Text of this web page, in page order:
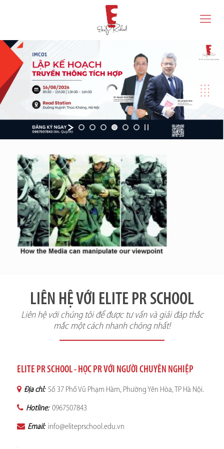
LIÊN HỆ VỚI ELITE PR SCHOOL
Liên hệ với chúng tôi để được tư vấn và giải đáp thắc
mắc một cách nhanh chóng nhất!
ELITE PR SCHOOL - HỌC PR VỚI NGƯỜI CHUYÊN NGHIỆP
Địa chỉ: Số 37 Phố Vũ Phạm Hàm, Phường Yên Hòa, TP Hà Nội.
Hotline: 0967507843
Email: info@eliteprschool.edu.vn